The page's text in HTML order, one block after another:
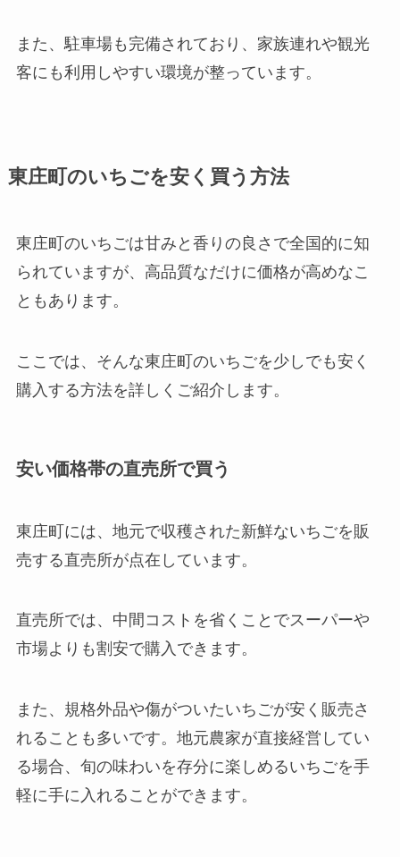
また、駐車場も完備されており、家族連れや観光
客にも利用しやすい環境が整っています。
東庄町のいちごを安く買う方法
東庄町のいちごは甘みと香りの良さで全国的に知
られていますが、高品質なだけに価格が高めなこ
ともあります。
ここでは、そんな東庄町のいちごを少しでも安く
購入する方法を詳しくご紹介します。
安い価格帯の直売所で買う
東庄町には、地元で収穫された新鮮ないちごを販
売する直売所が点在しています。
直売所では、中間コストを省くことでスーパーや
市場よりも割安で購入できます。
また、規格外品や傷がついたいちごが安く販売さ
れることも多いです。地元農家が直接経営してい
る場合、旬の味わいを存分に楽しめるいちごを手
軽に手に入れることができます。